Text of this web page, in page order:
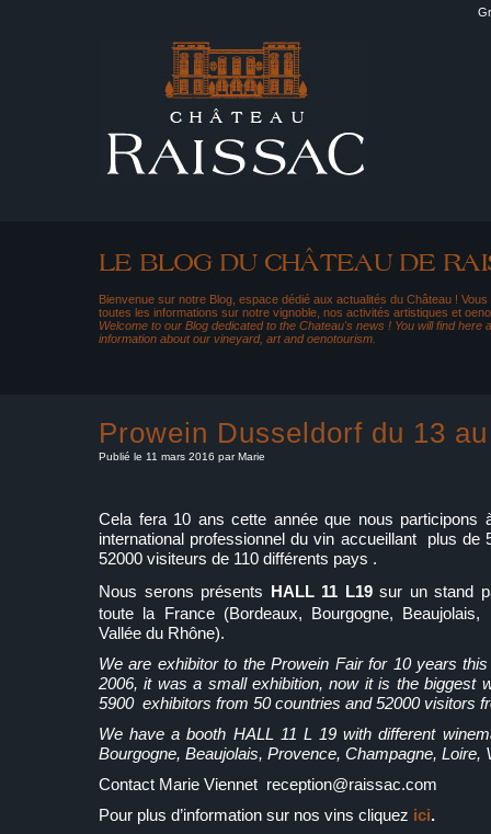
Bienvenue sur notre Blog, espace dédié aux actualités du Château !
toutes les informations sur notre vignoble, nos activités artistiques et
Welcome to our Blog dedicated to the Chateau's news ! You will find here
information about our vineyard, art and oenotourism.
Prowein Dusseldorf du 13
Publié le 11 mars 2016 par Marie
Cela fera 10 ans cette année que nous participons
international professionnel du vin accueillant plus
52000 visiteurs de 110 différents pays .
Nous serons présents HALL 11 L19sur un stand
toute la France (Bordeaux, Bourgogne, Beaujolais,
Vallée du Rhône).
We are exhibitor to the Prowein Fair for 10 years
2006, it was a small exhibition, now it is the biggest
5900 exhibitors from 50 countries and 52000 visitors
We have a booth HALL 11 L 19 with different
Bourgogne, Beaujolais, Provence, Champagne, Loire,
Contact Marie Viennet reception@raissac.com
Pour plus d’information sur nos vins cliquez ici.